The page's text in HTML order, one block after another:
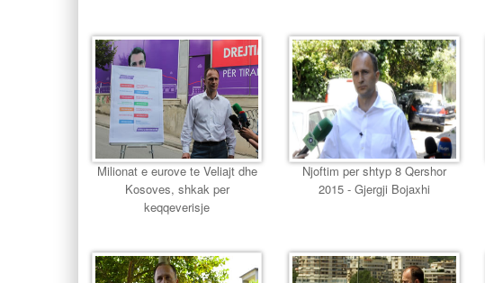
Milionat e eurove te Veliajt dhe
Kosoves, shkak per
keqqeverisje
Njoftim per shtyp 8 Qershor
2015 - Gjergji Bojaxhi